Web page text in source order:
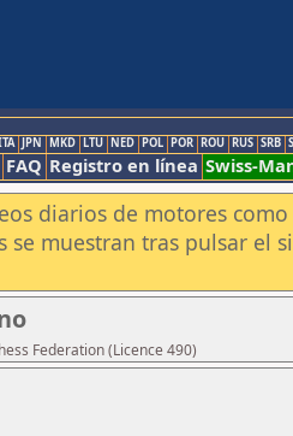
JPN MKD LTU NED POL POR ROU RUS SRB
FAQ Registro en línea Swiss-
diarios de motores
se muestran tras pulsar el
Federation (Licence 490)